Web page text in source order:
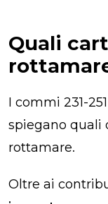
Quali
I commi 231-
spiegano quali
rottamare.
Oltre ai